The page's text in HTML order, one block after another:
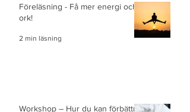
Föreläsning - Få mer energi och
ork!
2 min läsning
Workshop – Hur du kan förbättra